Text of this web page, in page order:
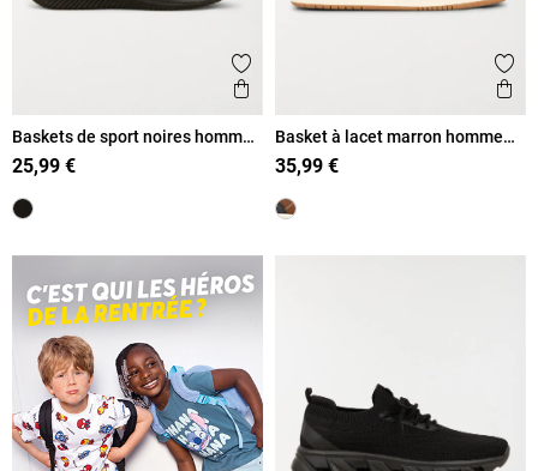
Ajouter aux favoris
Aperçu rapide
Baskets de sport noires homme
(40-46)
25,99 €
Basket à lacet marron homme
(40-45)
35,99 €